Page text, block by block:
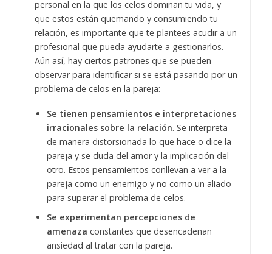
personal en la que los celos dominan tu vida, y
que estos están quemando y consumiendo tu
relación, es importante que te plantees acudir a un
profesional que pueda ayudarte a gestionarlos.
Aún así, hay ciertos patrones que se pueden
observar para identificar si se está pasando por un
problema de celos en la pareja:
Se tienen pensamientos e interpretaciones
irracionales sobre la relación. Se interpreta
de manera distorsionada lo que hace o dice la
pareja y se duda del amor y la implicación del
otro. Estos pensamientos conllevan a ver a la
pareja como un enemigo y no como un aliado
para superar el problema de celos.
Se experimentan percepciones de
amenaza constantes que desencadenan
ansiedad al tratar con la pareja.